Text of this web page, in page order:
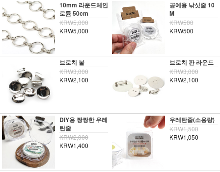
10mm 라운드체인
로듐 50cm
KRW5,000
KRW5,000
공예용 낚싯줄 10
M
KRW500
KRW500
브로치 볼
KRW3,000
KRW2,100
브로치 판 라운드
KRW3,000
KRW2,100
DIY용 짱짱한 우레
탄줄
KRW2,000
KRW1,400
우레탄줄(소용량)
KRW1,500
KRW1,050